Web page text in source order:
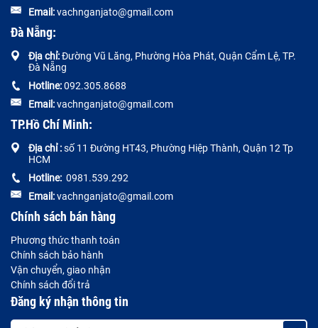
Email:vachnganjato@gmail.com
Đà Nẵng:
Địa chỉ:Đường Vũ Lăng, Phường Hòa Phát, Quận Cẩm Lệ, TP.
Đà Nẵng
Hotline:092.305.8688
Email:vachnganjato@gmail.com
TP.Hồ Chí Minh:
Địa chỉ :số 11 Đường HT43, Phường Hiệp Thành, Quận 12 Tp
HCM
Hotline: 0981.539.292
Email:vachnganjato@gmail.com
Chính sách bán hàng
Phương thức thanh toán
Chính sách bảo hành
Vận chuyển, giao nhận
Chính sách đổi trả
Đăng ký nhận thông tin